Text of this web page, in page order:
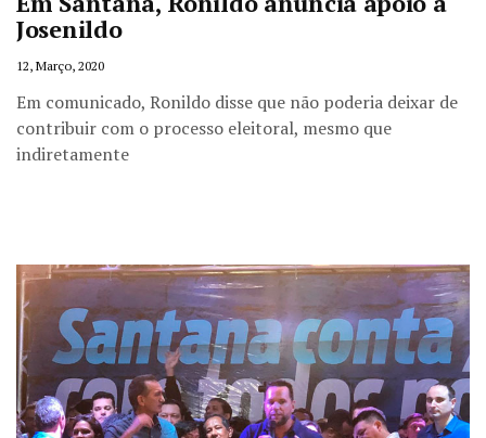
Josenildo
12, Março, 2020
Em comunicado, Ronildo disse que não poderia deixar de
contribuir com o processo eleitoral, mesmo que
indiretamente